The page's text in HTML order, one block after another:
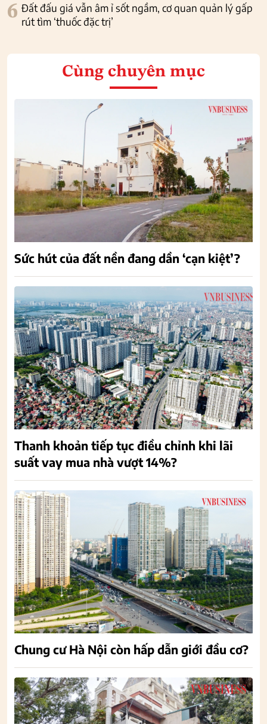
6 Đất đấu giá vẫn âm ỉ sốt ngầm, cơ quan quản lý gấp
rút tìm ‘thuốc đặc trị’
Cùng chuyên mục
Sức hút của đất nền đang dần ‘cạn kiệt’?
Thanh khoản tiếp tục điều chỉnh khi lãi
suất vay mua nhà vượt 14%?
Chung cư Hà Nội còn hấp dẫn giới đầu cơ?